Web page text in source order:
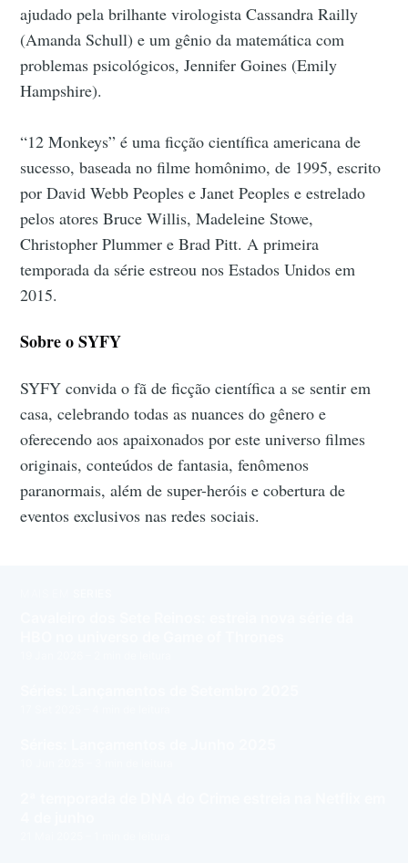
ajudado pela brilhante virologista Cassandra Railly
(Amanda Schull) e um gênio da matemática com
problemas psicológicos, Jennifer Goines (Emily
Hampshire).
“12 Monkeys” é uma ficção científica americana de
sucesso, baseada no filme homônimo, de 1995, escrito
por David Webb Peoples e Janet Peoples e estrelado
pelos atores Bruce Willis, Madeleine Stowe,
Christopher Plummer e Brad Pitt. A primeira
temporada da série estreou nos Estados Unidos em
2015.
Sobre o SYFY
SYFY convida o fã de ficção científica a se sentir em
casa, celebrando todas as nuances do gênero e
oferecendo aos apaixonados por este universo filmes
originais, conteúdos de fantasia, fenômenos
paranormais, além de super-heróis e cobertura de
eventos exclusivos nas redes sociais.